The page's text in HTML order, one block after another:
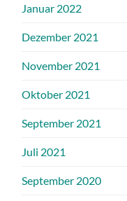
Januar 2022
Dezember 2021
November 2021
Oktober 2021
September 2021
Juli 2021
September 2020